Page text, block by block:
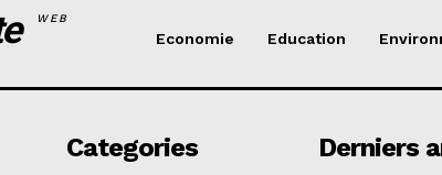
WEB
Economie Education
Categories Derniers